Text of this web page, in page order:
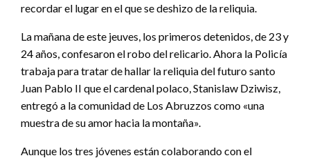
recordar el lugar en el que se deshizo de la reliquia.
La mañana de este jeuves, los primeros detenidos, de 23 y
24 años, confesaron el robo del relicario. Ahora la Policía
trabaja para tratar de hallar la reliquia del futuro santo
Juan Pablo II que el cardenal polaco, Stanislaw Dziwisz,
entregó a la comunidad de Los Abruzzos como «una
muestra de su amor hacia la montaña».
Aunque los tres jóvenes están colaborando con el